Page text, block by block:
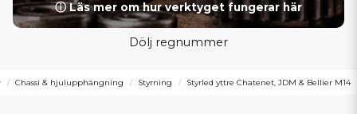
ⓘ Läs mer om hur verktyget fungerar här
Dölj regnummer
Chassi & hjulupphängning Styrning Styrled yttre Chatenet, JDM & Bellier M14